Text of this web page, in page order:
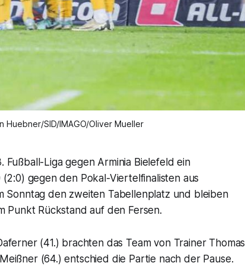
SID/IMAGO/Oliver Mueller
Fußball-Liga gegen Arminia Bielefeld ein
gegen den Pokal-Viertelfinalisten aus
Sonntag den zweiten Tabellenplatz und bleiben
Punkt Rückstand auf den Fersen.
(41.) brachten das Team von Trainer Thomas
(64.) entschied die Partie nach der Pause.